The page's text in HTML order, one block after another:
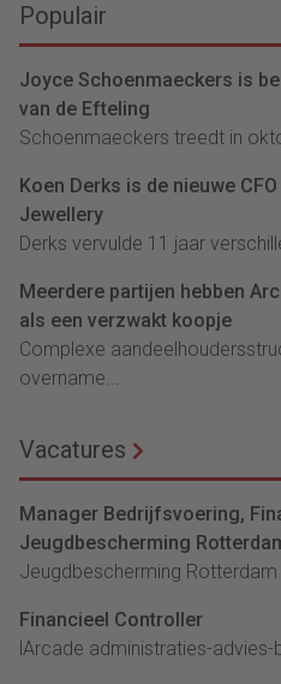
Populair
Joyce Schoenmaeckers is
van de Efteling
Schoenmaeckers treedt in
Koen Derks is de nieuwe
Jewellery
Derks vervulde 11 jaar
Meerdere partijen hebben
als een verzwakt koopje
Complexe
overname...
Vacatures
Manager Bedrijfsvoering,
Jeugdbescherming
Jeugdbescherming Rotterdam
Financieel Controller
lArcade administraties-advies-